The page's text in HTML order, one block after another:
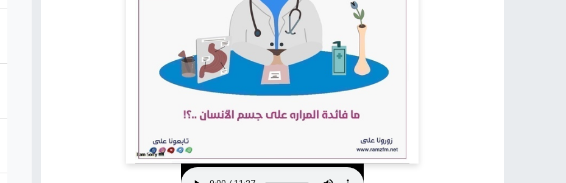
كيف يمكن أن نساعد؟ اتصل بنا
775802021